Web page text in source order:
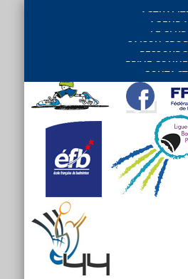
AGENDA
LE CLUB
SAISON
PRIVE